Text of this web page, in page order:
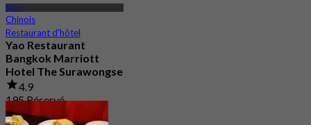
Silom
Chinois
Restaurant d'hôtel
Yao Restaurant
Bangkok Marriott
Hotel The Surawongse
4.9
195 Réservé
De฿ 730